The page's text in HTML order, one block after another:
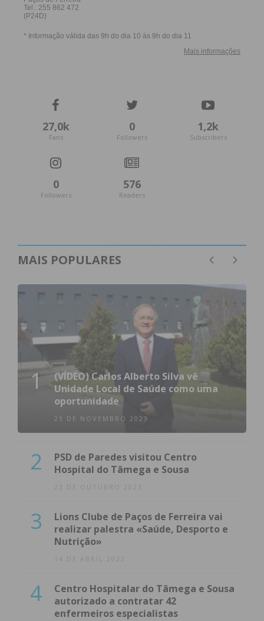
27,0k
Fans
0
Followers
1,2k
Subscribers
0
Followers
576
Readers
MAIS POPULARES
1
(VÍDEO) Carlos Alberto Silva vê
Unidade Local de Saúde como uma
oportunidade
23 DE NOVEMBRO 2023
2
PSD de Paredes visitou Centro
Hospital do Tâmega e Sousa
23 DE OUTUBRO 2023
3
Lions Clube de Paços de Ferreira vai
realizar palestra «Saúde, Desporto e
Nutrição»
14 DE ABRIL 2022
4
Centro Hospitalar do Tâmega e Sousa
autorizado a contratar 42
enfermeiros especialistas